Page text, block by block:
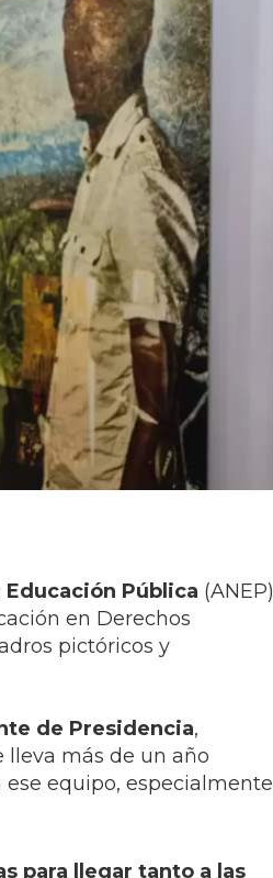
Pública (ANEP)
en Derechos
pictóricos y
de Presidencia,
lleva más de un año
equipo, especialmente
para llegar tanto a las